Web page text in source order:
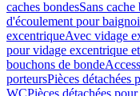
caches bondesSans cache
d'écoulement pour
excentriqueAvec vidage
pour vidage excentrique
bouchons de bonde
porteursPièces détachées
WCPièces détachées